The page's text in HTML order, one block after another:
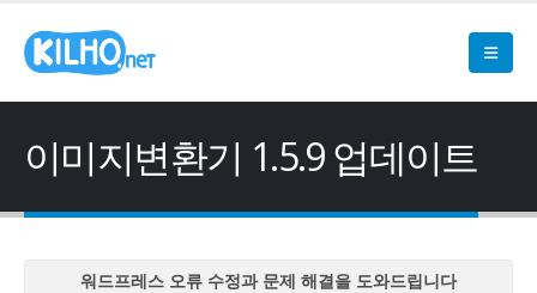
이미지변환기 1.5.9 업데이트
워드프레스 오류 수정과 문제 해결을 도와드립니다